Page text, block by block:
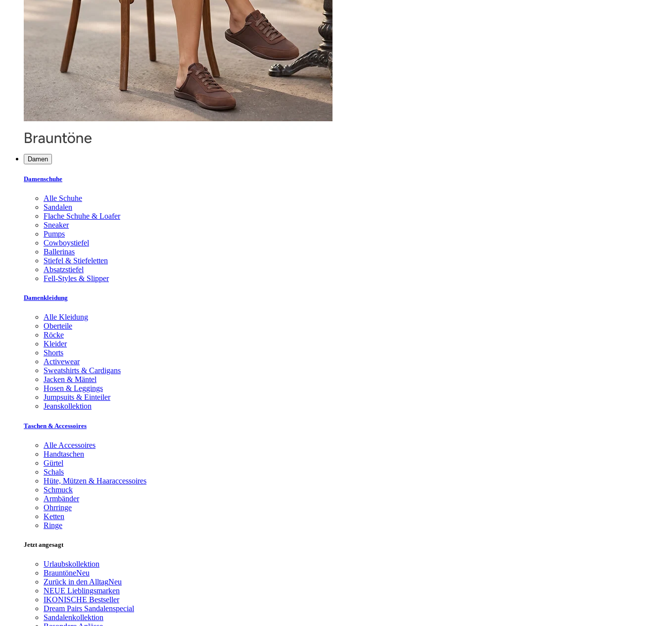
Damen
Damenschuhe
Alle Schuhe
Sandalen
Flache Schuhe & Loafer
Sneaker
Pumps
Cowboystiefel
Ballerinas
Stiefel & Stiefeletten
Absatzstiefel
Fell-Styles & Slipper
Damenkleidung
Alle Kleidung
Oberteile
Röcke
Kleider
Shorts
Activewear
Sweatshirts & Cardigans
Jacken & Mäntel
Hosen & Leggings
Jumpsuits & Einteiler
Jeanskollektion
Taschen & Accessoires
Alle Accessoires
Handtaschen
Gürtel
Schals
Hüte, Mützen & Haaraccessoires
Schmuck
Armbänder
Ohrringe
Ketten
Ringe
Jetzt angesagt
Urlaubskollektion
BrauntöneNeu
Zurück in den AlltagNeu
NEUE Lieblingsmarken
IKONISCHE Bestseller
Dream Pairs Sandalenspecial
Sandalenkollektion